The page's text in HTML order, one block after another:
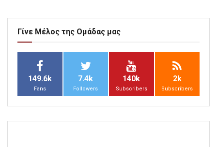
Γίνε Μέλος της Ομάδας μας
149.6k
Fans
7.4k
Followers
140k
Subscribers
2k
Subscribers